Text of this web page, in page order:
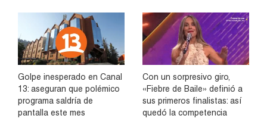
Golpe inesperado en Canal
13: aseguran que polémico
programa saldría de
pantalla este mes
Con un sorpresivo giro,
«Fiebre de Baile» definió a
sus primeros finalistas: así
quedó la competencia